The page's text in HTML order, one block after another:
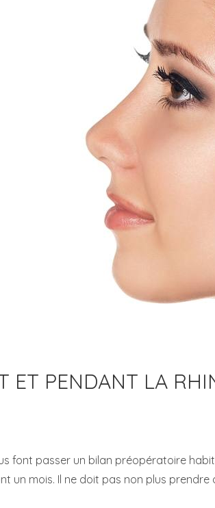
ET PENDANT LA
font passer un bilan préopératoire
un mois. Il ne doit pas non plus